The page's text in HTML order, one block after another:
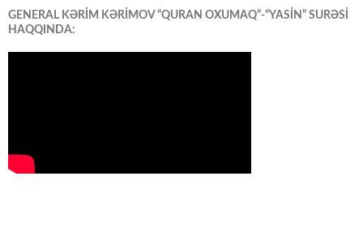
GENERAL KƏRİM KƏRİMOV “QURAN OXUMAQ”-“YASİN” SURƏSİ
HAQQINDA: